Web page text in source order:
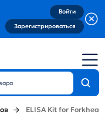
Войти
Зарегистрироваться
ELISA Kit for Forkhead